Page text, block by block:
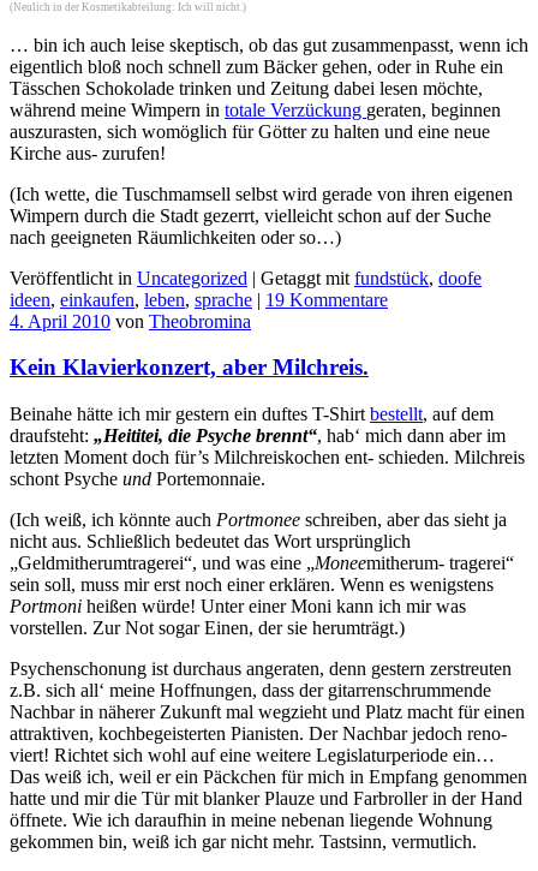
(Neulich in der Kosmetikabteilung: Ich will nicht.)
… bin ich auch leise skeptisch, ob das gut zusammenpasst, wenn ich
eigentlich bloß noch schnell zum Bäcker gehen, oder in Ruhe ein
Tässchen Schokolade trinken und Zeitung dabei lesen möchte,
während meine Wimpern in totale Verzückung geraten, beginnen
auszurasten, sich womöglich für Götter zu halten und eine neue
Kirche aus- zurufen!
(Ich wette, die Tuschmamsell selbst wird gerade von ihren eigenen
Wimpern durch die Stadt gezerrt, vielleicht schon auf der Suche
nach geeigneten Räumlichkeiten oder so…)
Veröffentlicht in Uncategorized | Getaggt mit fundstück, doofe
ideen, einkaufen, leben, sprache | 19 Kommentare
4. April 2010 von Theobromina
Kein Klavierkonzert, aber Milchreis.
Beinahe hätte ich mir gestern ein duftes T-Shirt bestellt, auf dem
draufsteht: „Heititei, die Psyche brennt“, hab‘ mich dann aber im
letzten Moment doch für’s Milchreiskochen ent- schieden. Milchreis
schont Psyche und Portemonnaie.
(Ich weiß, ich könnte auch Portmonee schreiben, aber das sieht ja
nicht aus. Schließlich bedeutet das Wort ursprünglich
„Geldmitherumtragerei“, und was eine „Moneemitherum- tragerei“
sein soll, muss mir erst noch einer erklären. Wenn es wenigstens
Portmoni heißen würde! Unter einer Moni kann ich mir was
vorstellen. Zur Not sogar Einen, der sie herumträgt.)
Psychenschonung ist durchaus angeraten, denn gestern zerstreuten
z.B. sich all‘ meine Hoffnungen, dass der gitarrenschrummende
Nachbar in näherer Zukunft mal wegzieht und Platz macht für einen
attraktiven, kochbegeisterten Pianisten. Der Nachbar jedoch reno-
viert! Richtet sich wohl auf eine weitere Legislaturperiode ein…
Das weiß ich, weil er ein Päckchen für mich in Empfang genommen
hatte und mir die Tür mit blanker Plauze und Farbroller in der Hand
öffnete. Wie ich daraufhin in meine nebenan liegende Wohnung
gekommen bin, weiß ich gar nicht mehr. Tastsinn, vermutlich.